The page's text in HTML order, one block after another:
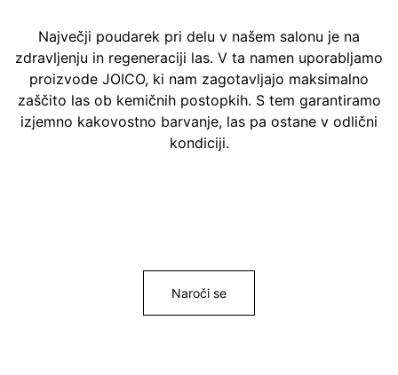
Največji poudarek pri delu v našem salonu je na
zdravljenju in regeneraciji las. V ta namen uporabljamo
proizvode JOICO, ki nam zagotavljajo maksimalno
zaščito las ob kemičnih postopkih. S tem garantiramo
izjemno kakovostno barvanje, las pa ostane v odlični
kondiciji.
Naroči se